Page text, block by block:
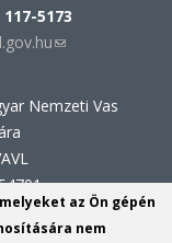
5173
(link
Nemzeti Vas
az Ön gépén
nem